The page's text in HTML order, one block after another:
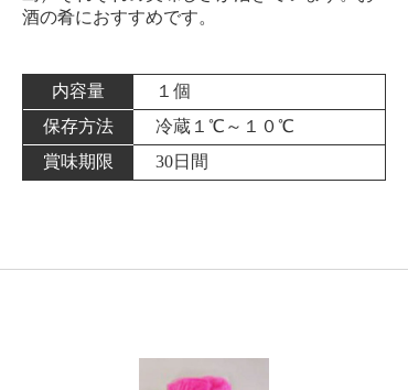
酒の肴におすすめです。
内容量
１個
保存方法
冷蔵１℃～１０℃
賞味期限
30日間